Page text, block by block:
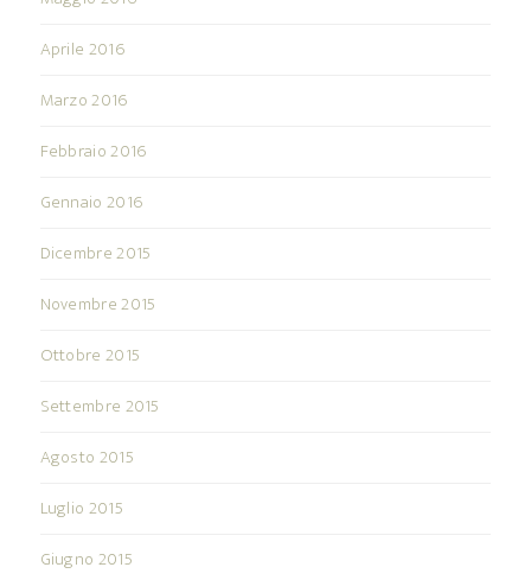
Aprile 2016
Marzo 2016
Febbraio 2016
Gennaio 2016
Dicembre 2015
Novembre 2015
Ottobre 2015
Settembre 2015
Agosto 2015
Luglio 2015
Giugno 2015